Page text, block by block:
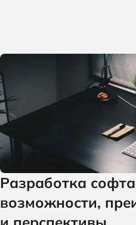
Разработка
возможности,